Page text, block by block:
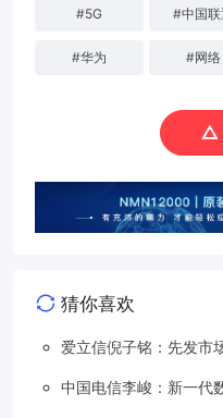
#5G #中国联
#华为 #网络
猜你喜欢
爱立信倪子铭：先发市
中国电信李峻：新一代